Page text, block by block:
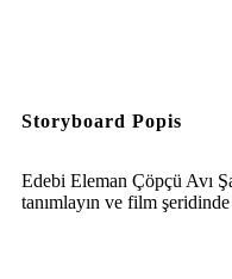
Storyboard Popis
Edebi Eleman Çöpçü Avı
tanımlayın ve film